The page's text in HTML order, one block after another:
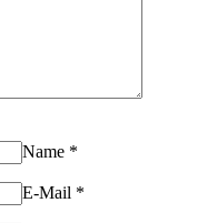
Name *
E-Mail *